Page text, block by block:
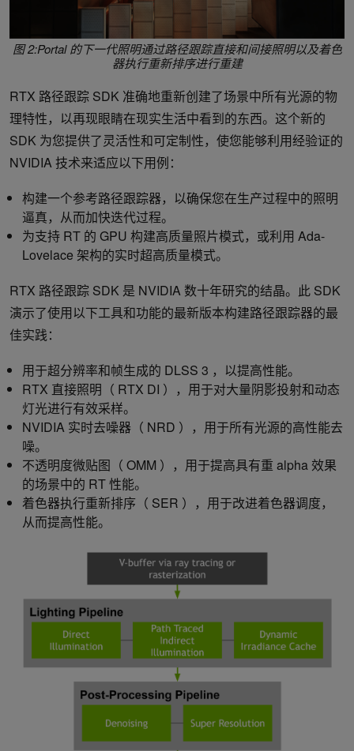
图 2:Portal 的下一代照明通过路径跟踪直接和间接照明以及着色
器执行重新排序进行重建
RTX 路径跟踪 SDK 准确地重新创建了场景中所有光源的物
理特性，以再现眼睛在现实生活中看到的东西。这个新的
SDK 为您提供了灵活性和可定制性，使您能够利用经验证的
NVIDIA 技术来适应以下用例：
构建一个参考路径跟踪器，以确保您在生产过程中的照明
逼真，从而加快迭代过程。
为支持 RT 的 GPU 构建高质量照片模式，或利用 Ada-
Lovelace 架构的实时超高质量模式。
RTX 路径跟踪 SDK 是 NVIDIA 数十年研究的结晶。此 SDK
演示了使用以下工具和功能的最新版本构建路径跟踪器的最
佳实践：
用于超分辨率和帧生成的 DLSS 3 ，以提高性能。
RTX 直接照明（ RTX DI ），用于对大量阴影投射和动态
灯光进行有效采样。
NVIDIA 实时去噪器（ NRD ），用于所有光源的高性能去
噪。
不透明度微贴图（ OMM ），用于提高具有重 alpha 效果
的场景中的 RT 性能。
着色器执行重新排序（ SER ），用于改进着色器调度，
从而提高性能。